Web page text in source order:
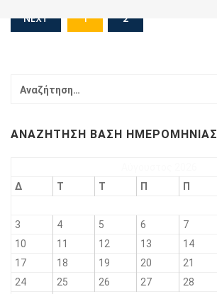
1 2
NEXT
ΑΝΑΖΉΤΗΣΗ ΒΆΣΗ ΗΜΕΡΟΜΗΝΊΑΣ
Δ
Τ Τ Π Π
3
4 5 6 7
10
11 12 13 14
17
18 19 20 21
24
25 26 27 28